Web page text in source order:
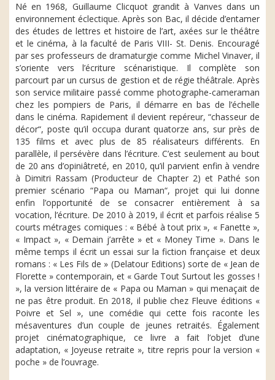
Né en 1968, Guillaume Clicquot grandit à Vanves dans un
environnement éclectique. Après son Bac, il décide d’entamer
des études de lettres et histoire de l’art, axées sur le théâtre
et le cinéma, à la faculté de Paris VIII- St. Denis. Encouragé
par ses professeurs de dramaturgie comme Michel Vinaver, il
s’oriente vers l’écriture scénaristique. Il complète son
parcourt par un cursus de gestion et de régie théâtrale. Après
son service militaire passé comme photographe-cameraman
chez les pompiers de Paris, il démarre en bas de l’échelle
dans le cinéma. Rapidement il devient repéreur, “chasseur de
décor“, poste qu’il occupa durant quatorze ans, sur près de
135 films et avec plus de 85 réalisateurs différents. En
parallèle, il persévère dans l’écriture. C’est seulement au bout
de 20 ans d’opiniâtreté, en 2010, qu’il parvient enfin à vendre
à Dimitri Rassam (Producteur de Chapter 2) et Pathé son
premier scénario “Papa ou Maman“, projet qui lui donne
enfin l’opportunité de se consacrer entièrement à sa
vocation, l’écriture. De 2010 à 2019, il écrit et parfois réalise 5
courts métrages comiques : « Bébé à tout prix », « Fanette »,
« Impact », « Demain j’arrête » et « Money Time ». Dans le
même temps il écrit un essai sur la fiction française et deux
romans : « Les Fils de » (Delatour Editions) sorte de « Jean de
Florette » contemporain, et « Garde Tout Surtout les gosses !
», la version littéraire de « Papa ou Maman » qui menaçait de
ne pas être produit. En 2018, il publie chez Fleuve éditions «
Poivre et Sel », une comédie qui cette fois raconte les
mésaventures d’un couple de jeunes retraités. Également
projet cinématographique, ce livre a fait l’objet d’une
adaptation, « Joyeuse retraite », titre repris pour la version «
poche » de l’ouvrage.